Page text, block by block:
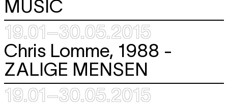
MUSIC
19.01–30.05.2015
Chris Lomme, 1988 -
ZALIGE MENSEN
19.01–30.05.2015